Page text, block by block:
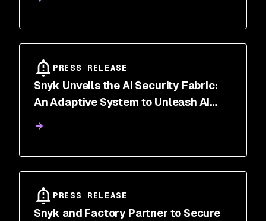
PRESS RELEASE
Snyk Unveils the AI Security Fabric:
An Adaptive System to Unleash AI
PRESS RELEASE
Snyk and Factory Partner to Secure